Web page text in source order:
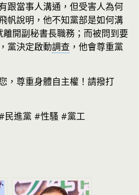
跟當事人溝通，但受害人為何
帆說明，他不知黨部是如何溝
開副秘書長職務；而被問到要
黨決定啟動調查 ，他會尊重黨
，尊重身體自主權！請撥打
民進黨 #性騷 #黨工